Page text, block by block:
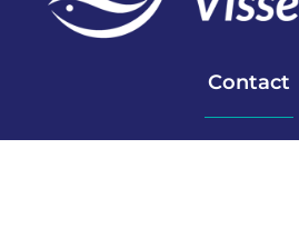
Contact